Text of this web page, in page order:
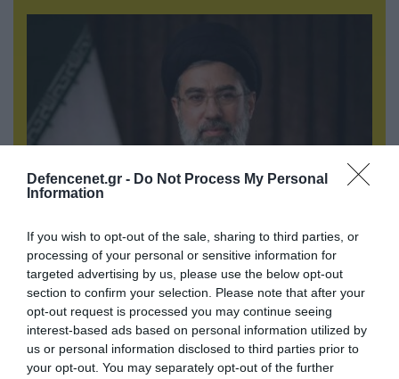
Defencenet.gr - Do Not Process My Personal
Information
If you wish to opt-out of the sale, sharing to third parties, or
processing of your personal or sensitive information for
targeted advertising by us, please use the below opt-out
section to confirm your selection. Please note that after your
opt-out request is processed you may continue seeing
interest-based ads based on personal information utilized by
us or personal information disclosed to third parties prior to
your opt-out. You may separately opt-out of the further
09.08.2026 | 18:02
Το Ιράν δημοσίευσε βίντεο με τον Μοτζτάμπα
Χαμενεΐ